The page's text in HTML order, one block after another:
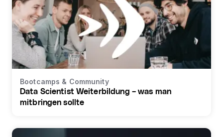
Bootcamps & Community
Data Scientist Weiterbildung – was man
mitbringen sollte